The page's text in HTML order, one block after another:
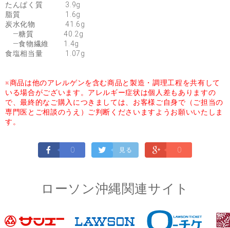
たんぱく質 3.9g
脂質 1.6g
炭水化物 41.6g
―糖質 40.2g
―食物繊維 1.4g
食塩相当量 1.07g
※商品は他のアレルゲンを含む商品と製造・調理工程を共有して
いる場合がございます。アレルギー症状は個人差もありますの
で、最終的なご購入につきましては、お客様ご自身で（ご担当の
専門医とご相談のうえ）ご判断くださいますようお願いいたしま
す。
0 見る 0
ローソン沖縄関連サイト